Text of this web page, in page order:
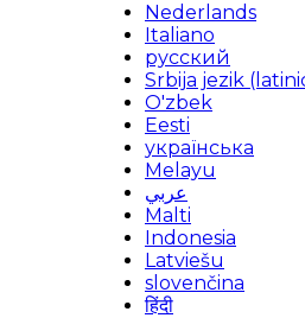
Nederlands
Italiano
русский
Srbija jezik
O'zbek
Eesti
українська
Melayu
عربي
Malti
Indonesia
Latviešu
slovenčina
हिंदी